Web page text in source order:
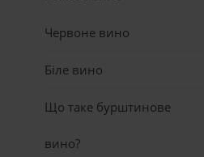
Червоне вино
Біле вино
Що таке бурштинове
вино?